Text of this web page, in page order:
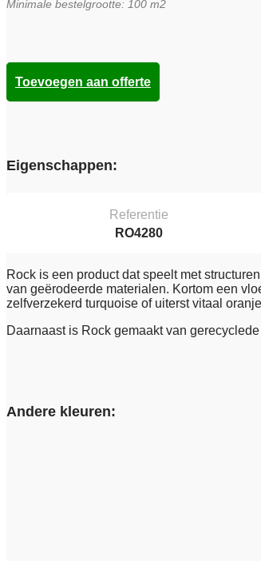
Minimale bestelgrootte: 100 m2
Toevoegen aan offerte
Eigenschappen:
Referentie
RO4280
Rock is een product dat speelt met
van geërodeerde materialen. Kortom een
zelfverzekerd turquoise of uiterst vitaal
Daarnaast is Rock gemaakt van
Andere kleuren: